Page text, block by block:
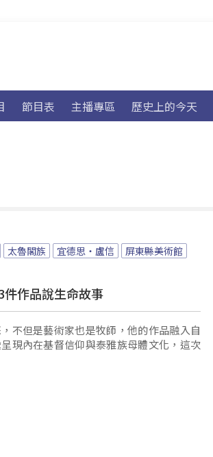
節目表 主播專區 歷史上的今天
太魯閣族 宜德思・盧信
屏東縣美術館
作品說生命故事
不但是藝術家也是牧師，他的作品融入自
現內在基督信仰與泰雅族母體文化，這次